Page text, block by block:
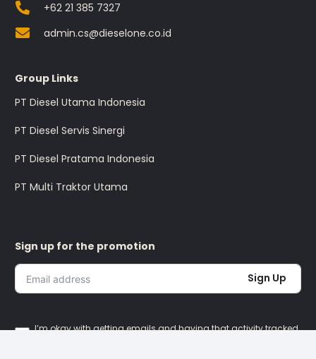
+62 21 385 7327
admin.cs@dieselone.co.id
Group Links
PT Diesel Utama Indonesia
PT Diesel Servis Sinergi
PT Diesel Pratama Indonesia
PT Multi Traktor Utama
Sign up for the promotion
Sign Up
I’m okay with getting emails and having that activity tracked